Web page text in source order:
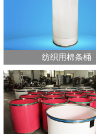
纺织用棉条桶